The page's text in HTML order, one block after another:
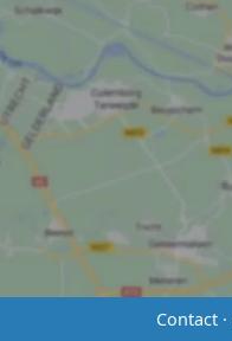
Contact·